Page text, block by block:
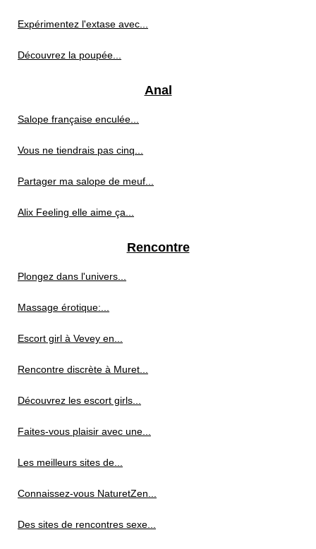
Expérimentez l'extase avec...
Découvrez la poupée...
Anal
Salope française enculée...
Vous ne tiendrais pas cinq...
Partager ma salope de meuf...
Alix Feeling elle aime ça...
Rencontre
Plongez dans l'univers...
Massage érotique:...
Escort girl à Vevey en...
Rencontre discrète à Muret...
Découvrez les escort girls...
Faites-vous plaisir avec une...
Les meilleurs sites de...
Connaissez-vous NaturetZen...
Des sites de rencontres sexe...